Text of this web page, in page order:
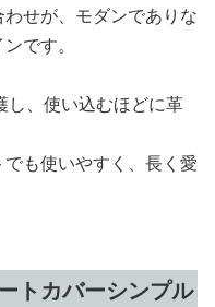
せが、モダンでありな
です。
し、使い込むほどに革
も使いやすく、長く愛
トカバーシンプル